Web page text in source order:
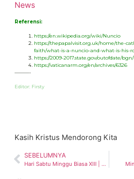
News
Referensi:
https://en.wikipedia.org/wiki/Nuncio
https://thepapalvisit.org.uk/home/the-
faith/what-is-a-nuncio-and-what-is-his-
https://2009-2017.state.gov/outofdate/
https://vaticanarm.org/en/archives/6326
———-
Editor: Firsty
Kasih Kristus Mendorong Kita
SEBELUMNYA
Hari Sabtu Minggu Biasa XIII | 2026